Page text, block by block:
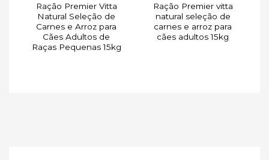
Ração Premier Vitta
Natural Seleção de
Carnes e Arroz para
Cães Adultos de
Raças Pequenas 15kg
Ração Premier vitta
natural seleção de
carnes e arroz para
cães adultos 15kg